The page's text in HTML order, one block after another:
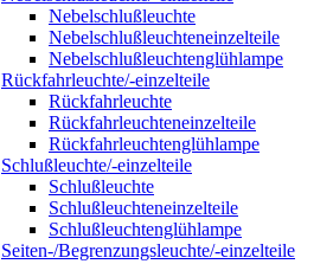
Nebelschlußleuchte
Nebelschlußleuchteneinzelteile
Nebelschlußleuchtenglühlampe
Rückfahrleuchte/-einzelteile
Rückfahrleuchte
Rückfahrleuchteneinzelteile
Rückfahrleuchtenglühlampe
Schlußleuchte/-einzelteile
Schlußleuchte
Schlußleuchteneinzelteile
Schlußleuchtenglühlampe
Seiten-/Begrenzungsleuchte/-einzelteile